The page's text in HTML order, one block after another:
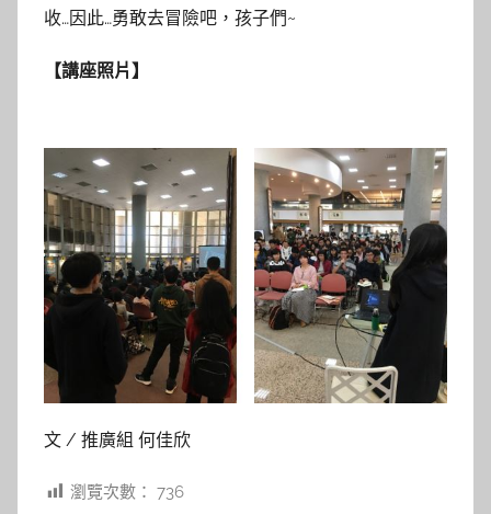
收…因此…勇敢去冒險吧，孩子們~
【講座照片】
文 / 推廣組 何佳欣
瀏覽次數： 736